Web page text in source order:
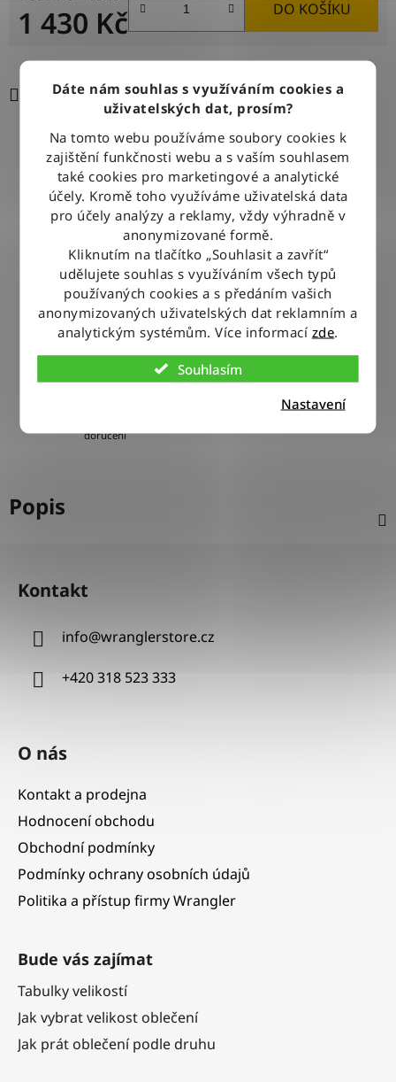
Dáte nám souhlas s využíváním cookies a
uživatelských dat, prosím?
Na tomto webu používáme soubory cookies k
zajištění funkčnosti webu a s vaším souhlasem
také cookies pro marketingové a analytické
účely. Kromě toho využíváme uživatelská data
pro účely analýzy a reklamy, vždy výhradně v
anonymizované formě.
Kliknutím na tlačítko „Souhlasit a zavřít“
udělujete souhlas s využíváním všech typů
používaných cookies a s předáním vašich
anonymizovaných uživatelských dat reklamním a
analytickým systémům. Více informací zde.
Souhlasím
Nastavení
1 430 Kč DO KOŠÍKU
Zeptat se Sdílet
DOPRAVA ZDARMA
Při nákupu nad 2500 Kč doručujeme zdarma po celé ČR
BLESKOVÉ DORUČENÍ
Objednávky odesíláme každý pracovní den do 12:00
100% ZBOŽÍ SKLADEM
doručení
Popis
Kontakt
info@wranglerstore.cz
+420 318 523 333
O nás
Kontakt a prodejna
Hodnocení obchodu
Obchodní podmínky
Podmínky ochrany osobních údajů
Politika a přístup firmy Wrangler
Bude vás zajímat
Tabulky velikostí
Jak vybrat velikost oblečení
Jak prát oblečení podle druhu